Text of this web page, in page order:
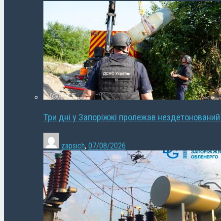
Три дні у Запоріжжі пролежав
zapsich, 07/08/2026